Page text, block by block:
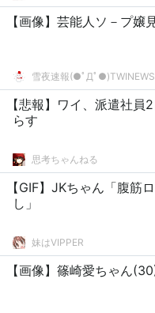
【画像】芸能人ソ－プ
雪夜速報(●ﾟДﾟ●)TWINEWS
【悲報】ワイ、派遣社員
らす
思考ちゃんねる
【GIF】JKちゃん「腹筋
し」
妹はVIPPER
【画像】篠崎愛ちゃん